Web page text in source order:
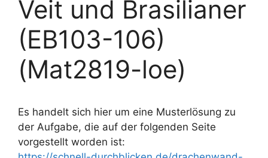
Veit und Brasilianer
(EB103-106)
(Mat2819-loe)
Es handelt sich hier um eine Musterlösung zu
der Aufgabe, die auf der folgenden Seite
vorgestellt worden ist: